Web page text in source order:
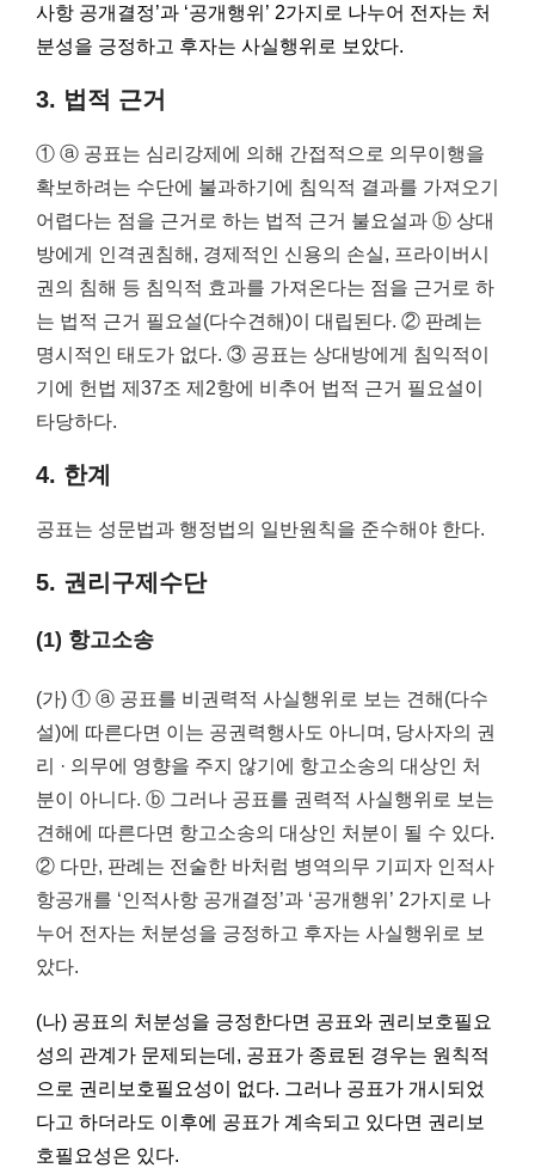
사항 공개결정’과 ‘공개행위’ 2가지로 나누어 전자는 처
분성을 긍정하고 후자는 사실행위로 보았다.
3. 법적 근거
① ⓐ 공표는 심리강제에 의해 간접적으로 의무이행을
확보하려는 수단에 불과하기에 침익적 결과를 가져오기
어렵다는 점을 근거로 하는 법적 근거 불요설과 ⓑ 상대
방에게 인격권침해, 경제적인 신용의 손실, 프라이버시
권의 침해 등 침익적 효과를 가져온다는 점을 근거로 하
는 법적 근거 필요설(다수견해)이 대립된다. ② 판례는
명시적인 태도가 없다. ③ 공표는 상대방에게 침익적이
기에 헌법 제37조 제2항에 비추어 법적 근거 필요설이
타당하다.
4. 한계
공표는 성문법과 행정법의 일반원칙을 준수해야 한다.
5. 권리구제수단
(1) 항고소송
(가) ① ⓐ 공표를 비권력적 사실행위로 보는 견해(다수
설)에 따른다면 이는 공권력행사도 아니며, 당사자의 권
리 · 의무에 영향을 주지 않기에 항고소송의 대상인 처
분이 아니다. ⓑ 그러나 공표를 권력적 사실행위로 보는
견해에 따른다면 항고소송의 대상인 처분이 될 수 있다.
② 다만, 판례는 전술한 바처럼 병역의무 기피자 인적사
항공개를 ‘인적사항 공개결정’과 ‘공개행위’ 2가지로 나
누어 전자는 처분성을 긍정하고 후자는 사실행위로 보
았다.
(나) 공표의 처분성을 긍정한다면 공표와 권리보호필요
성의 관계가 문제되는데, 공표가 종료된 경우는 원칙적
으로 권리보호필요성이 없다. 그러나 공표가 개시되었
다고 하더라도 이후에 공표가 계속되고 있다면 권리보
호필요성은 있다.